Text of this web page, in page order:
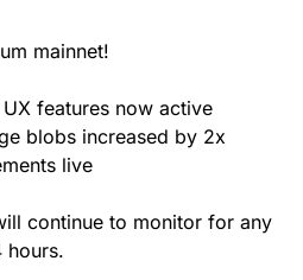
mainnet!
features now active
blobs increased by 2x
live
continue to monitor for any
hours.